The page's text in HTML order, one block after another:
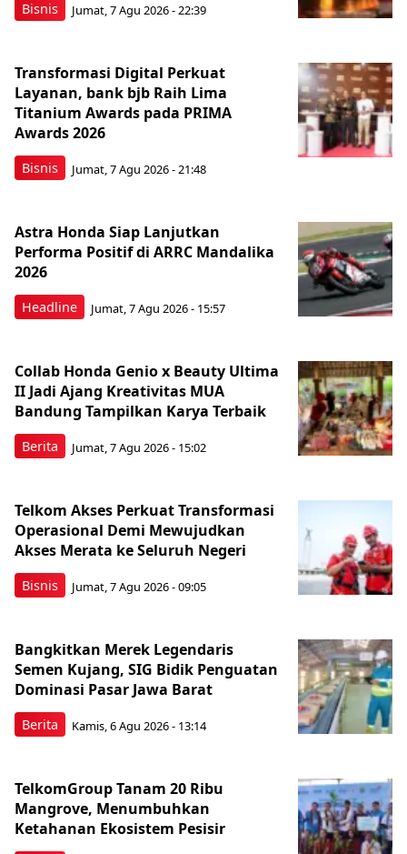
Bisnis Jumat, 7 Agu 2026 - 22:39
Bisnis
Transformasi Digital Perkuat
Layanan, bank bjb Raih Lima
Titanium Awards pada PRIMA
Awards 2026
Jumat, 7 Agu 2026 - 21:48
Headline
Astra Honda Siap Lanjutkan
Performa Positif di ARRC Mandalika
2026
Jumat, 7 Agu 2026 - 15:57
Berita
Collab Honda Genio x Beauty Ultima
II Jadi Ajang Kreativitas MUA
Bandung Tampilkan Karya Terbaik
Jumat, 7 Agu 2026 - 15:02
Bisnis
Telkom Akses Perkuat Transformasi
Operasional Demi Mewujudkan
Akses Merata ke Seluruh Negeri
Jumat, 7 Agu 2026 - 09:05
Berita
Bangkitkan Merek Legendaris
Semen Kujang, SIG Bidik Penguatan
Dominasi Pasar Jawa Barat
Kamis, 6 Agu 2026 - 13:14
TelkomGroup Tanam 20 Ribu
Mangrove, Menumbuhkan
Ketahanan Ekosistem Pesisir